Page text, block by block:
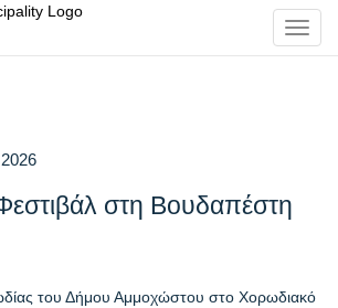
2026
στη Βουδαπέστη
του Δήμου Αμμοχώστου στο Χορωδιακό